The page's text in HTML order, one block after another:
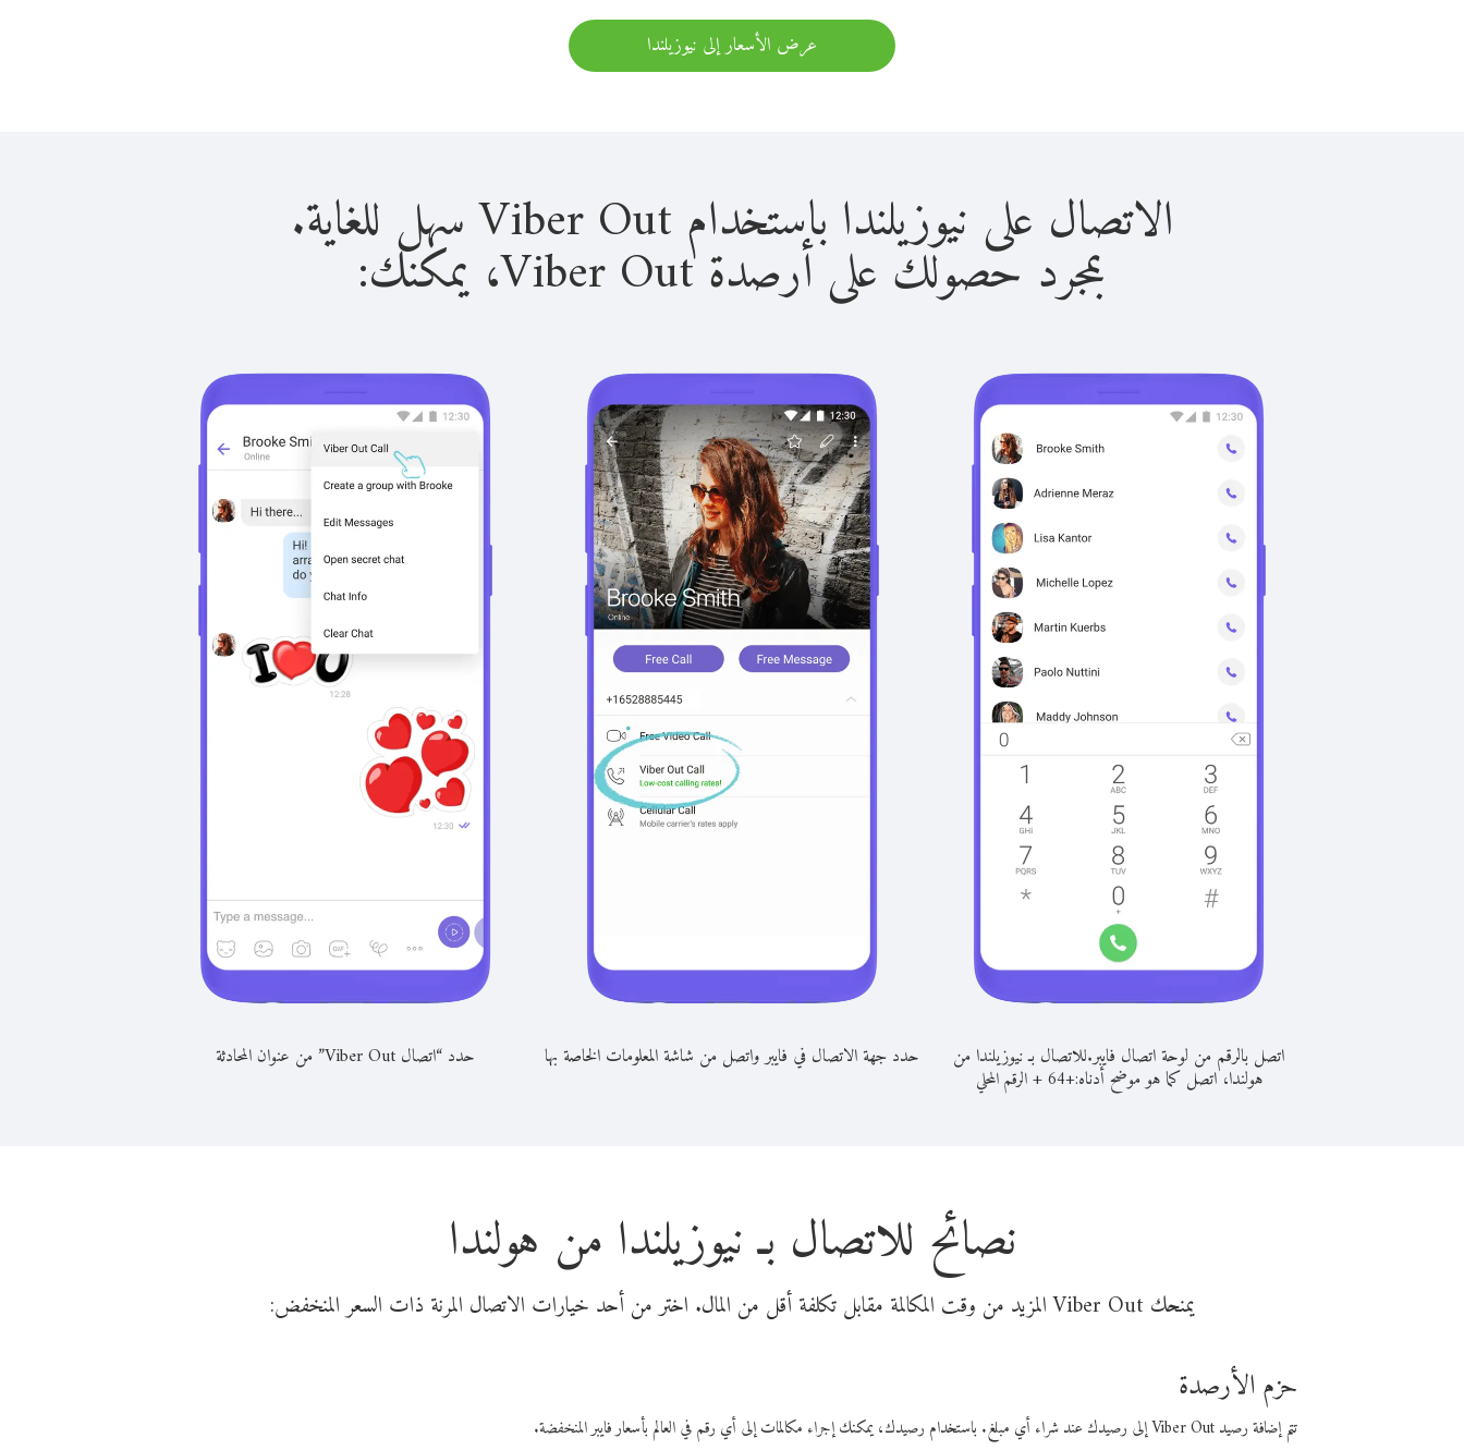
عرض الأسعار إلى نيوزيلندا
الاتصال على نيوزيلندا باستخدام Viber Out سهل للغاية.
بمجرد حصولك على أرصدة Viber Out، يمكنك:
اتصل بالرقم من لوحة اتصال فايبر.للاتصال بـ نيوزيلندا من
هولندا، اتصل كما هو موضح أدناه:+
64
+الرقم المحلي
حدد جهة الاتصال في فايبر واتصل من شاشة المعلومات الخاصة بها حدد “اتصال Viber Out” من عنوان المحادثة
نصائح للاتصال بـ نيوزيلندا من هولندا
يمنحك Viber Out المزيد من وقت المكالمة مقابل تكلفة أقل من المال. اختر من أحد خيارات الاتصال المرنة ذات السعر المنخفض:
حزم الأرصدة
تتم إضافة رصيد Viber Out إلى رصيدك عند شراء أي مبلغ. باستخدام رصيدك، يمكنك إجراء مكالمات إلى أي رقم في العالم بأسعار فايبر المنخفضة.